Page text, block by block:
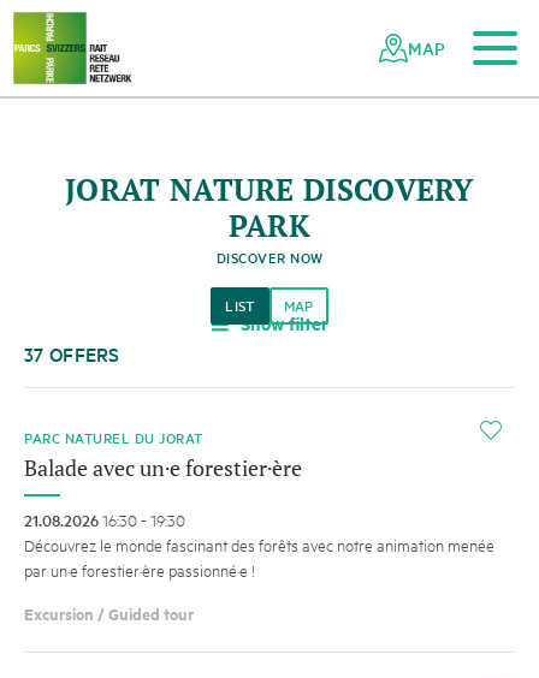
Navigating
the
Swiss
parks
Quick
navigation
To the main content
To the mobile navigation
To search
To the footer
To the sitemap
MAP
JORAT NATURE DISCOVERY
PARK
DISCOVER NOW
a Show filter
LIST MAP
37 OFFERS
i
PARC NATUREL DU JORAT
Balade avec un·e forestier·ère
21.08.202616:30 - 19:30
Découvrez le monde fascinant des forêts avec notre animation menée
par un·e forestier·ère passionné·e !
Excursion / Guided tour